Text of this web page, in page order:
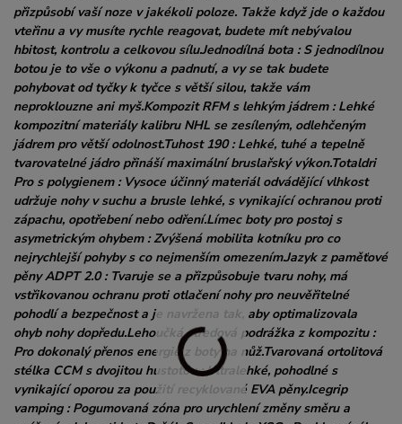
přizpůsobí vaší noze v jakékoli poloze. Takže když jde o každou
vteřinu a vy musíte rychle reagovat, budete mít nebývalou
hbitost, kontrolu a celkovou sílu.Jednodílná bota : S jednodílnou
botou je to vše o výkonu a padnutí, a vy se tak budete
pohybovat od tyčky k tyčce s větší silou, takže vám
neproklouzne ani myš.Kompozit RFM s lehkým jádrem : Lehké
kompozitní materiály kalibru NHL se zesíleným, odlehčeným
jádrem pro větší odolnost.Tuhost 190 : Lehké, tuhé a tepelně
tvarovatelné jádro přináší maximální bruslařský výkon.Totaldri
Pro s polygienem : Vysoce účinný materiál odvádějící vlhkost
udržuje nohy v suchu a brusle lehké, s vynikající ochranou proti
zápachu, opotřebení nebo odření.Límec boty pro postoj s
asymetrickým ohybem : Zvýšená mobilita kotníku pro co
nejrychlejší pohyby s co nejmenším omezením.Jazyk z paměťové
pěny ADPT 2.0 : Tvaruje se a přizpůsobuje tvaru nohy, má
vstřikovanou ochranu proti otlačení nohy pro neuvěřitelné
pohodlí a bezpečnost a je navržena tak, aby optimalizovala
ohyb nohy dopředu.Lehoučká středová podrážka z kompozitu :
Pro dokonalý přenos energie z boty na nůž.Tvarovaná ortolitová
stélka CCM s dvojitou hustotou : Ultralehké, pohodlné s
vynikající oporou za použití recyklované EVA pěny.Icegrip
vamping : Pogumovaná zóna pro urychlení změny směru a